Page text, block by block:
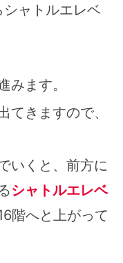
ャトルエレベ
みます。
てきますので、
いくと、前方に
シャトルエレベ
階へと上がって